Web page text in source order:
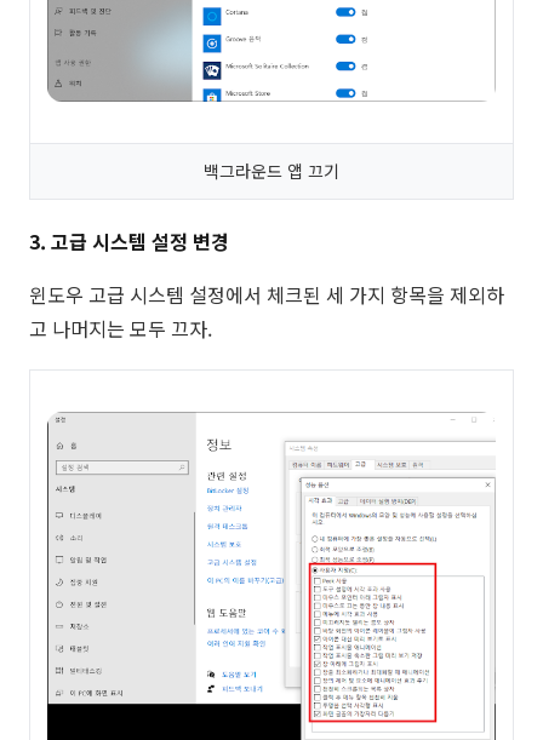
백그라운드 앱 끄기
3. 고급 시스템 설정 변경
윈도우 고급 시스템 설정에서 체크된 세 가지 항목을 제외하
고 나머지는 모두 끄자.